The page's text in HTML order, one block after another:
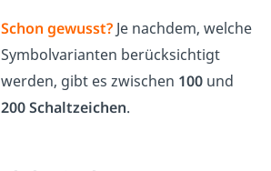
Schon gewusst?Je nachdem, welche
Symbolvarianten berücksichtigt
werden, gibt es zwischen 100und
200 Schaltzeichen.